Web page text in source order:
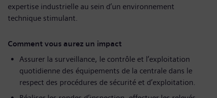
expertise industrielle au sein d’un environnement
technique stimulant.
Comment vous aurez un impact
Assurer la surveillance, le contrôle et l’exploitation
quotidienne des équipements de la centrale dans le
respect des procédures de sécurité et d’exploitation.